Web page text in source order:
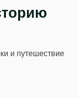
и путешествие